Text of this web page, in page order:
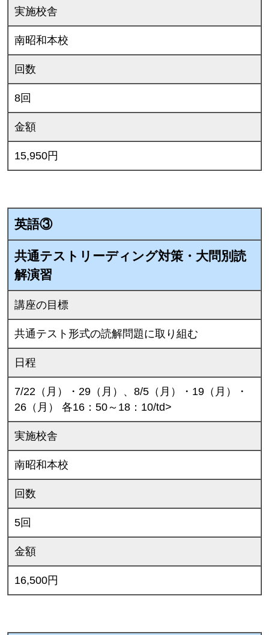
実施校舎
南昭和本校
回数
8回
金額
15,950円
英語③
共通テストリーディング対策・大問別読
解演習
講座の目標
共通テスト形式の読解問題に取り組む
日程
7/22（月）・29（月）、8/5（月）・19（月）・
26（月） 各16：50～18：10/td>
実施校舎
南昭和本校
回数
5回
金額
16,500円